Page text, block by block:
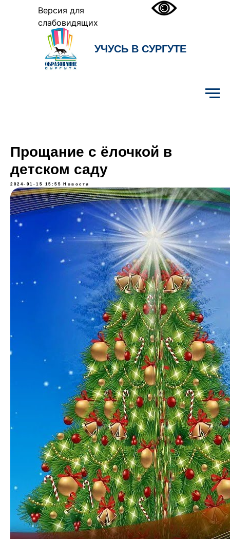
Версия для
слабовидящих
УЧУСЬ В СУРГУТЕ
Прощание с ёлочкой в
детском саду
2024-01-15 15:55 Новости